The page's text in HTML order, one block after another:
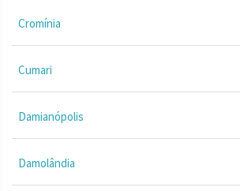
Cromínia
Cumari
Damianópolis
Damolândia